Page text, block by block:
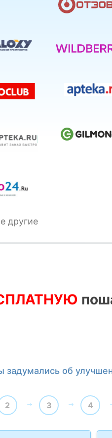
другие
задумались об
2 3 4